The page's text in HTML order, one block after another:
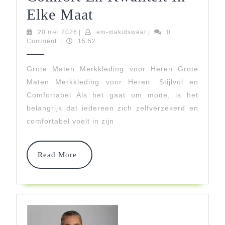
Elke Maat
Grote
Merkkleding
Voor
Heren:
Comfort
Elke
20 mei 2026 20
mei
| em-makidswearem-
|
0
Comment
| 15:52
Grote Maten Merkkleding voor Heren Grote
Maten Merkkleding voor Heren: Stijlvol en
Comfortabel Als het gaat om mode, is het
belangrijk dat iedereen zich zelfverzekerd en
comfortabel voelt in zijn
Read More
Read
More